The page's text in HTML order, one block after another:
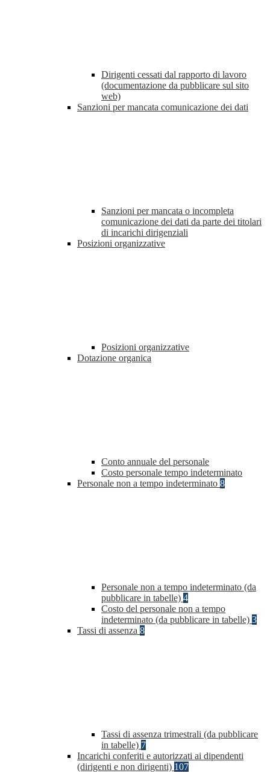
Dirigenti cessati dal rapporto di lavoro
(documentazione da pubblicare sul sito
web)
Sanzioni per mancata comunicazione dei dati
Sanzioni per mancata o incompleta
comunicazione dei dati da parte dei titolari
di incarichi dirigenziali
Posizioni organizzative
Posizioni organizzative
Dotazione organica
Conto annuale del personale
Costo personale tempo indeterminato
Personale non a tempo indeterminato 8
Personale non a tempo indeterminato (da
pubblicare in tabelle) 4
Costo del personale non a tempo
indeterminato (da pubblicare in tabelle) 3
Tassi di assenza 8
Tassi di assenza trimestrali (da pubblicare
in tabelle) 7
Incarichi conferiti e autorizzati ai dipendenti
(dirigenti e non dirigenti) 107